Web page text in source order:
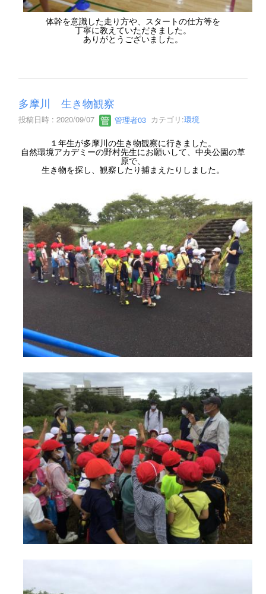
体幹を意識した走り方や、スタートの仕方等を
丁寧に教えていただきました。
ありがとうございました。
多摩川 生き物観察
投稿日時 : 2020/09/07 管理者03 カテゴリ:環境
１年生が多摩川の生き物観察に行きました。
自然環境アカデミーの野村先生にお願いして、中央公園の草
原で、
生き物を探し、観察したり捕まえたりしました。